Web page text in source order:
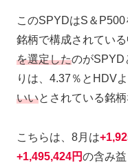
このSPYDはS＆
銘柄で構成されている
を選定したのがSPYD
りは、4.37％とHDV
いいとされている銘柄
こちらは、8月は
+1,495,424円の含み